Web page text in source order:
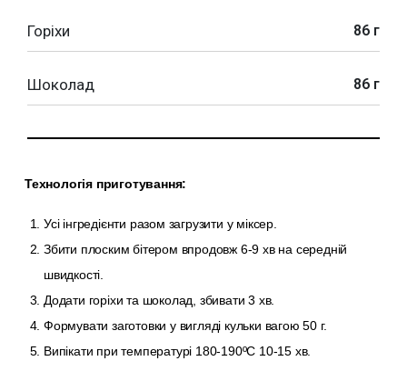
Горіхи 86 г
Шоколад 86 г
Технологія приготування:
Усі інгредієнти разом загрузити у міксер.
Збити плоским бітером впродовж 6-9 хв на середній
швидкості.
Додати горіхи та шоколад, збивати 3 хв.
Формувати заготовки у вигляді кульки вагою 50 г.
Випікати при температурі 180-190ºС 10-15 хв.